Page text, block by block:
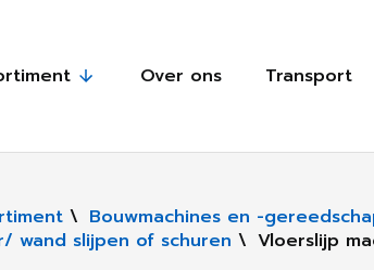
Over ons Transport
\ Bouwmachines en -
wand slijpen of schuren \ Vloerslijp